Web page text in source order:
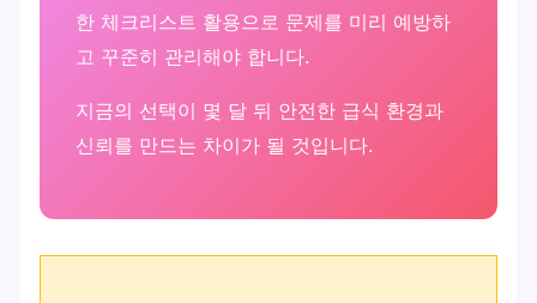
한 체크리스트 활용으로 문제를 미리 예방하
고 꾸준히 관리해야 합니다.
지금의 선택이 몇 달 뒤 안전한 급식 환경과
신뢰를 만드는 차이가 될 것입니다.